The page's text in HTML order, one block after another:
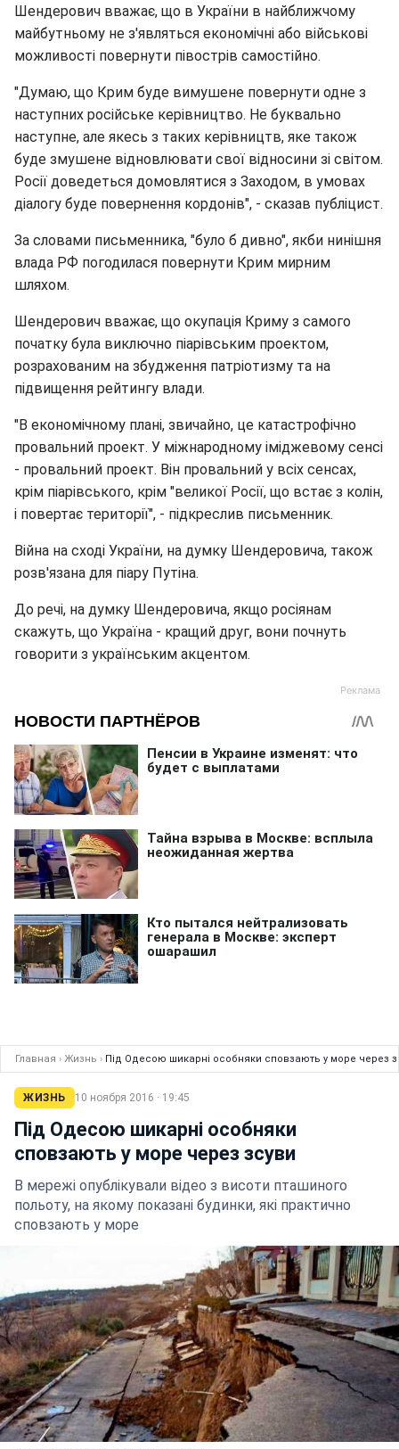
Шендерович вважає, що в України в найближчому
майбутньому не з'являться економічні або військові
можливості повернути півострів самостійно.
"Думаю, що Крим буде вимушене повернути одне з
наступних російське керівництво. Не буквально
наступне, але якесь з таких керівництв, яке також
буде змушене відновлювати свої відносини зі світом.
Росії доведеться домовлятися з Заходом, в умовах
діалогу буде повернення кордонів", - сказав публіцист.
За словами письменника, "було б дивно", якби нинішня
влада РФ погодилася повернути Крим мирним
шляхом.
Шендерович вважає, що окупація Криму з самого
початку була виключно піарівським проектом,
розрахованим на збудження патріотизму та на
підвищення рейтингу влади.
"В економічному плані, звичайно, це катастрофічно
провальний проект. У міжнародному іміджевому сенсі
- провальний проект. Він провальний у всіх сенсах,
крім піарівського, крім "великої Росії, що встає з колін,
і повертає території", - підкреслив письменник.
Війна на сході України, на думку Шендеровича, також
розв'язана для піару Путіна.
До речі, на думку Шендеровича, якщо росіянам
скажуть, що Україна - кращий друг, вони почнуть
говорити з українським акцентом.
Главная › Жизнь › Під Одесою шикарні особняки сповзають у море через
ЖИЗНЬ 10 ноября 2016 · 19:45
Під Одесою шикарні особняки
сповзають у море через зсуви
В мережі опублікували відео з висоти пташиного
польоту, на якому показані будинки, які практично
сповзають у море